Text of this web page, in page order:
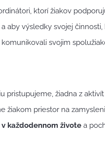
ktorí žiakov
a aby výsledky svojej
svojim
pristupujeme, žiadna z
žiakom priestor na
každodennom živote a